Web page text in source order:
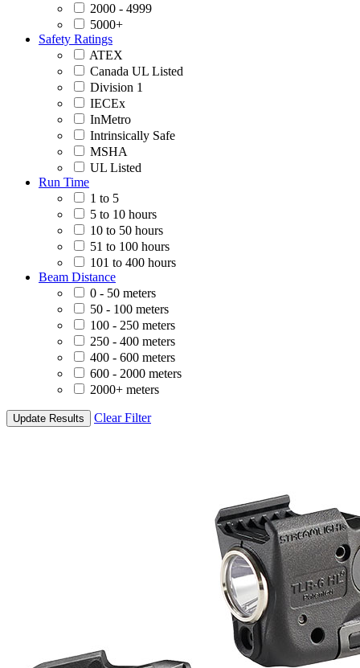
2000 - 4999
5000+
Safety Ratings
ATEX
Canada UL Listed
Division 1
IECEx
InMetro
Intrinsically Safe
MSHA
UL Listed
Run Time
1 to 5
5 to 10 hours
10 to 50 hours
51 to 100 hours
101 to 400 hours
Beam Distance
0 - 50 meters
50 - 100 meters
100 - 250 meters
250 - 400 meters
400 - 600 meters
600 - 2000 meters
2000+ meters
Update Results Clear Filter